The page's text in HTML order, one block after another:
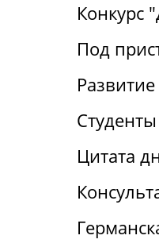
Конкурс
Под
Цитата